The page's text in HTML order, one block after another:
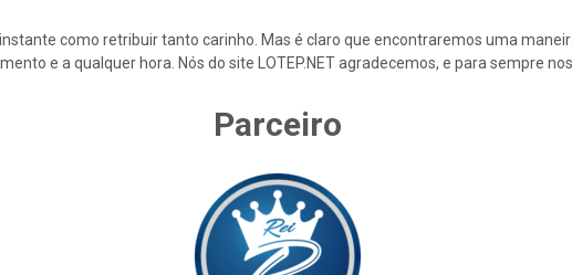
como retribuir tanto carinho. Mas é claro que encontraremos uma
e a qualquer hora. Nós do site LOTEP.NET agradecemos, e para sempre
Parceiro